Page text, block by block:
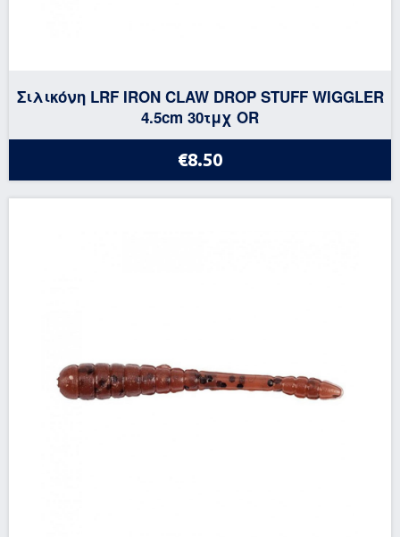
Σιλικόνη LRF IRON CLAW DROP STUFF WIGGLER
4.5cm 30τμχ OR
€8.50